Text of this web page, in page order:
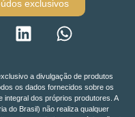
exclusivos
a divulgação de produtos
os dados fornecidos sobre os
integral dos próprios produtores. A
do Brasil) não realiza qualquer